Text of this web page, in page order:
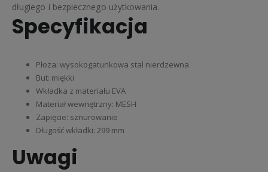
długiego i bezpiecznego użytkowania.
Specyfikacja
Płoza: wysokogatunkowa stal nierdzewna
But: miękki
Wkładka z materiału EVA
Materiał wewnętrzny: MESH
Zapięcie: sznurowanie
Długość wkładki: 299 mm
Uwagi